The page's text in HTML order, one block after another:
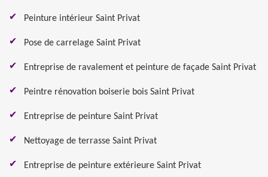
Peinture intérieur Saint Privat
Pose de carrelage Saint Privat
Entreprise de ravalement et peinture de façade Saint Privat
Peintre rénovation boiserie bois Saint Privat
Entreprise de peinture Saint Privat
Nettoyage de terrasse Saint Privat
Entreprise de peinture extérieure Saint Privat